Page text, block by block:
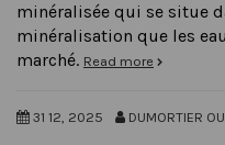
minéralisée qui se situe
minéralisation que les
marché. Read more
31 12, 2025 DUMORTIER